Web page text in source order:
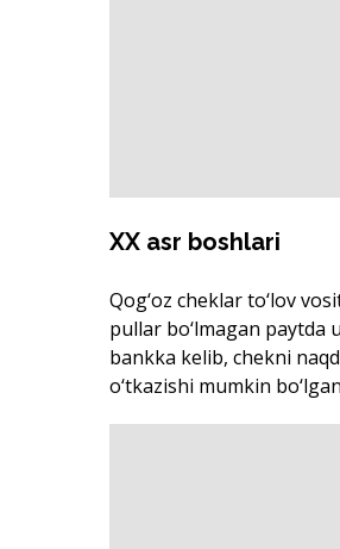
XX asr boshlari
Qog‘oz cheklar to‘lov
pullar bo‘lmagan paytda
bankka kelib, chekni
o‘tkazishi mumkin